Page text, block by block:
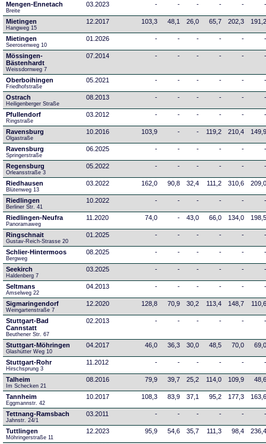
Mengen-Ennetach
Breite
03.2023 - - - - -
Mietingen
Hangweg 15
12.2017 103,3 48,1 26,0 65,7 202,3
Mietingen
Seerosenweg 10
01.2026 - - - - -
Mössingen-
Bästenhardt
Weissdornweg 7
07.2014 - - - - -
Oberboihingen
Friedhofstraße
05.2021 - - - - -
Ostrach
Heiligenberger Straße
08.2013 - - - - -
Pfullendorf
Ringstraße
03.2012 - - - - -
Ravensburg
Olgastraße
10.2016 103,9 - - 119,2 210,4
Ravensburg
Springerstraße
06.2025 - - - - -
Regensburg
Orleansstraße 3
05.2022 - - - - -
Riedhausen
Blütenweg 13
03.2022 162,0 90,8 32,4 111,2 310,6
Riedlingen
Berliner Str. 41
10.2022 - - - - -
Riedlingen-Neufra
Panoramaweg
11.2020 74,0 - 43,0 66,0 134,0
Ringschnait
Gustav-Reich-Strasse 20
01.2025 - - - - -
Schlier-Hintermoos
Bergweg
08.2025 - - - - -
Seekirch
Haldenberg 7
03.2025 - - - - -
Seltmans
Amselweg 22
04.2013 - - - - -
Sigmaringendorf
Weingartenstraße 7
12.2020 128,8 70,9 30,2 113,4 148,7
Stuttgart-Bad
Cannstatt
Beuthener Str. 67
02.2013 - - - - -
Stuttgart-Möhringen
Glashütter Weg 10
04.2017 46,0 36,3 30,0 48,5 70,0
Stuttgart-Rohr
Hirschsprung 3
11.2012 - - - - -
Talheim
Im Schecken 21
08.2016 79,9 39,7 25,2 114,0 109,9
Tannheim
Eggmannstr. 42
10.2017 108,3 83,9 37,1 95,2 177,3
Tettnang-Ramsbach
Jahnstr. 24/1
03.2011 - - - - -
Tuttlingen
Möhringerstraße 11
12.2023 95,9 54,6 35,7 111,3 98,4